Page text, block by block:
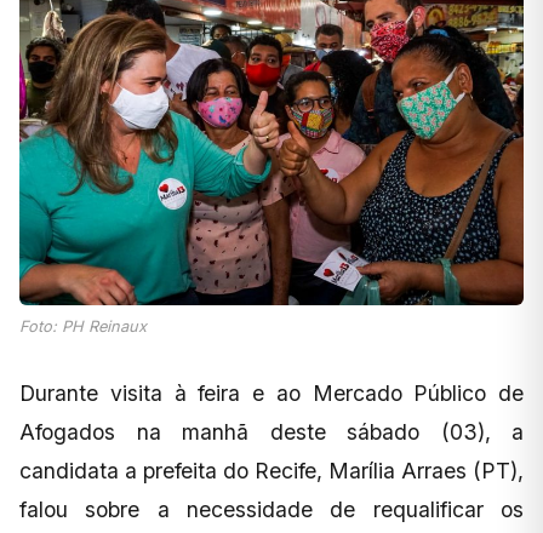
Foto: PH Reinaux
Durante visita à feira e ao Mercado Público de
Afogados na manhã deste sábado (03), a
candidata a prefeita do Recife, Marília Arraes (PT),
falou sobre a necessidade de requalificar os